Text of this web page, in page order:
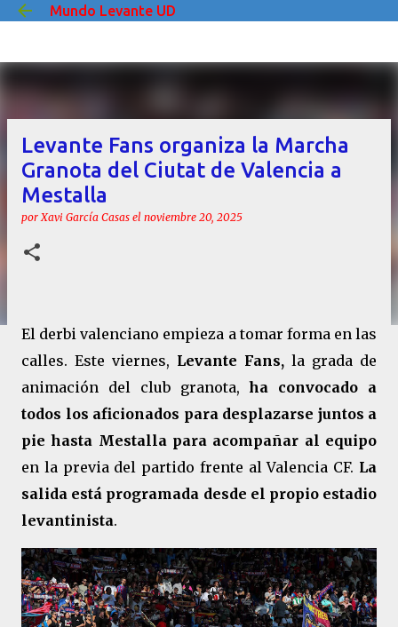
Ir al contenido principal
Mundo Levante UD
Levante Fans organiza la Marcha
Granota del Ciutat de Valencia a
Mestalla
porXavi García Casas el noviembre 20, 2025
El derbi valenciano empieza a tomar forma en las
calles. Este viernes, Levante Fans, la grada de
animación del club granota,ha convocado a
todos los aficionados para desplazarse juntos a
pie hasta Mestalla para acompañar al equipo
en la previa del partido frente al Valencia CF. La
salida está programada desde el propio estadio
levantinista.